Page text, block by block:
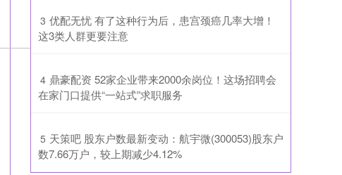
3 ​优配无忧 有了这种行为后，患宫颈癌几率大增！
这3类人群更要注意
4 ​鼎豪配资 52家企业带来2000余岗位！这场招聘会
在家门口提供“一站式”求职服务
5 ​天策吧 股东户数最新变动：航宇微(300053)股东户
数7.66万户，较上期减少4.12%